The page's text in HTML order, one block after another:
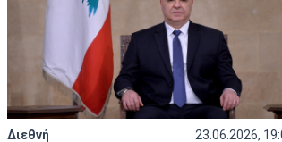
Διεθνή 23.06.2026,